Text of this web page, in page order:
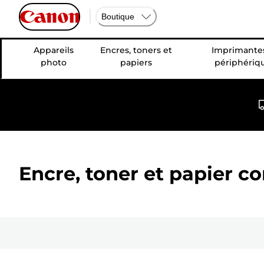
Boutique
Appareils
photo
Encres, toners et
papiers
Encre, toner et papier